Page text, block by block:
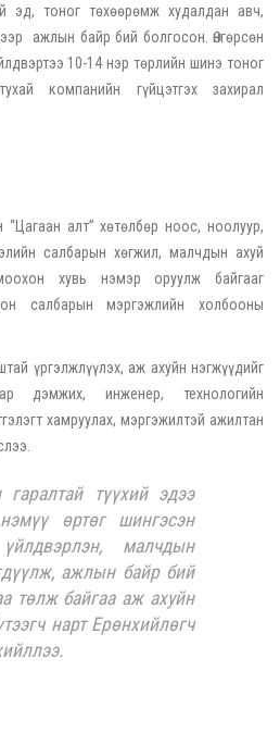
эд, тоног төхөөрөмж худалдан авч,
ажлын байр бий болгосон. Өнгөрсөн
10-14 нэр төрлийн шинэ тоног
компанийн гүйцэтгэх захирал
“Цагаан алт” хөтөлбөр ноос, ноолуур,
салбарын хөгжил, малчдын ахуй
хувь нэмэр оруулж байгааг
салбарын мэргэжлийн холбооны
үргэлжлүүлэх, аж ахуйн нэгжүүдийг
дэмжих, инженер, технологийн
хамруулах, мэргэжилтэй ажилтан
түүхий эдээ
өртөг шингэсэн
үйлдвэрлэн, малчдын
ажлын байр бий
төлж байгаа аж ахуйн
нарт Ерөнхийлөгч